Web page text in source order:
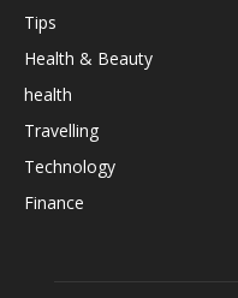
Tips
Health & Beauty
health
Travelling
Technology
Finance